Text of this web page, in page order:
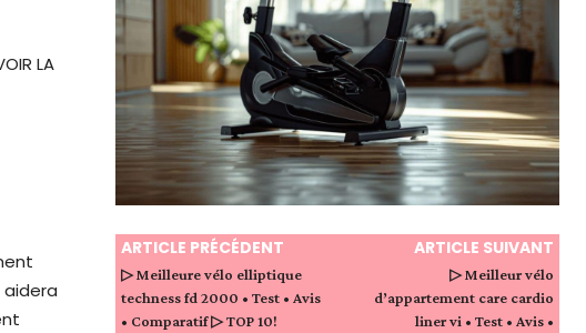
LA
ARTICLE PRÉCÉDENT
▷ Meilleure vélo elliptique
techness fd 2000 • Test • Avis
• Comparatif ▷ TOP 10!
ARTICLE SUIVANT
▷ Meilleur vélo
d’appartement care cardio
liner vi • Test • Avis •